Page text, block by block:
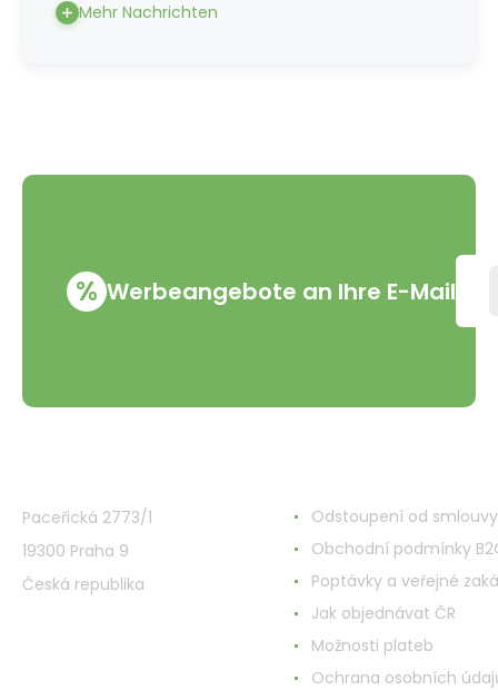
Mehr Nachrichten
% Werbeangebote an Ihre E-Mail
Paceřická 2773/1
19300 Praha 9
Česká republika
Odstoupení od smlouvy
Obchodní podmínky
Poptávky a veřejné
Jak objednávat ČR
Možnosti plateb
Ochrana osobních